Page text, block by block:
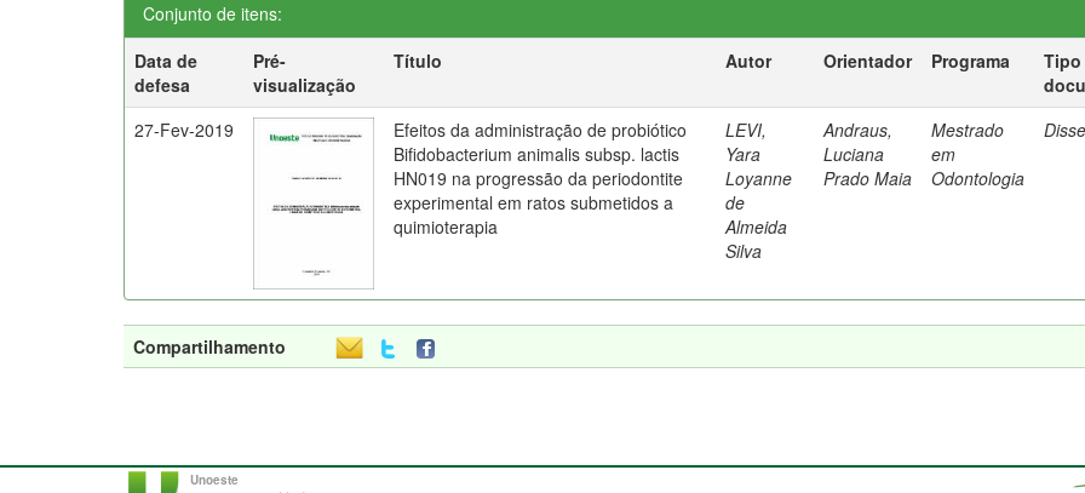
Conjunto de itens:
Data de
defesa
Pré-
visualização
Título Autor Orientador Programa
Tipo
27-Fev-2019
Efeitos da administração de probiótico
Bifidobacterium animalis subsp. lactis
HN019 na progressão da periodontite
experimental em ratos submetidos a
quimioterapia
LEVI,
Yara
Loyanne
de
Almeida
Silva
Andraus,
Luciana
Prado Maia
Mestrado
em
Odontologia
Compartilhamento
Unoeste